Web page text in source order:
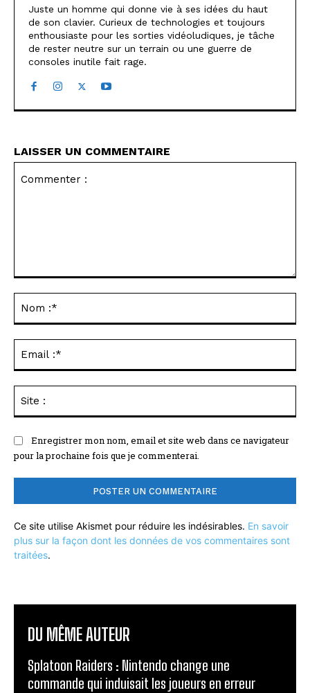
Juste un homme qui donne vie à ses idées du haut
de son clavier. Curieux de technologies et toujours
enthousiaste pour les sorties vidéoludiques, je tâche
de rester neutre sur un terrain ou une guerre de
consoles inutile fait rage.
LAISSER UN COMMENTAIRE
Enregistrer mon nom, email et site web dans ce navigateur
pour la prochaine fois que je commenterai.
Ce site utilise Akismet pour réduire les indésirables. En savoir
plus sur la façon dont les données de vos commentaires sont
traitées.
DU MÊME AUTEUR
Splatoon Raiders : Nintendo change une
commande qui induisait les joueurs en erreur